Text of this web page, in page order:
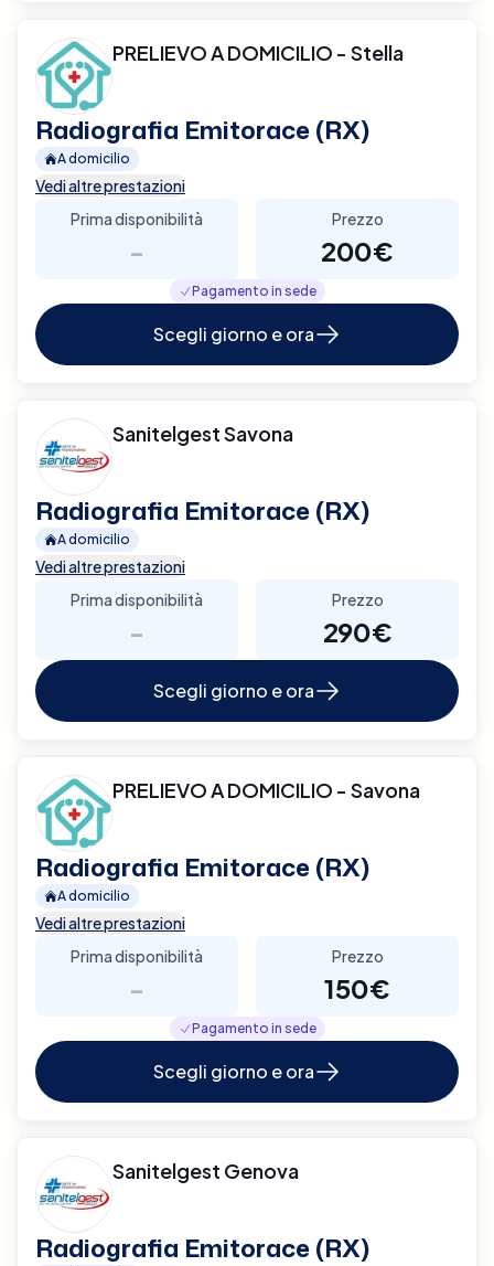
PRELIEVO A DOMICILIO - Stella
Radiografia Emitorace (RX)
A domicilio
Vedi altre prestazioni
Prima disponibilità
-
Prezzo
200€
Pagamento in sede
Scegli giorno e ora
Sanitelgest Savona
Radiografia Emitorace (RX)
A domicilio
Vedi altre prestazioni
Prima disponibilità
-
Prezzo
290€
Scegli giorno e ora
PRELIEVO A DOMICILIO - Savona
Radiografia Emitorace (RX)
A domicilio
Vedi altre prestazioni
Prima disponibilità
-
Prezzo
150€
Pagamento in sede
Scegli giorno e ora
Sanitelgest Genova
Radiografia Emitorace (RX)